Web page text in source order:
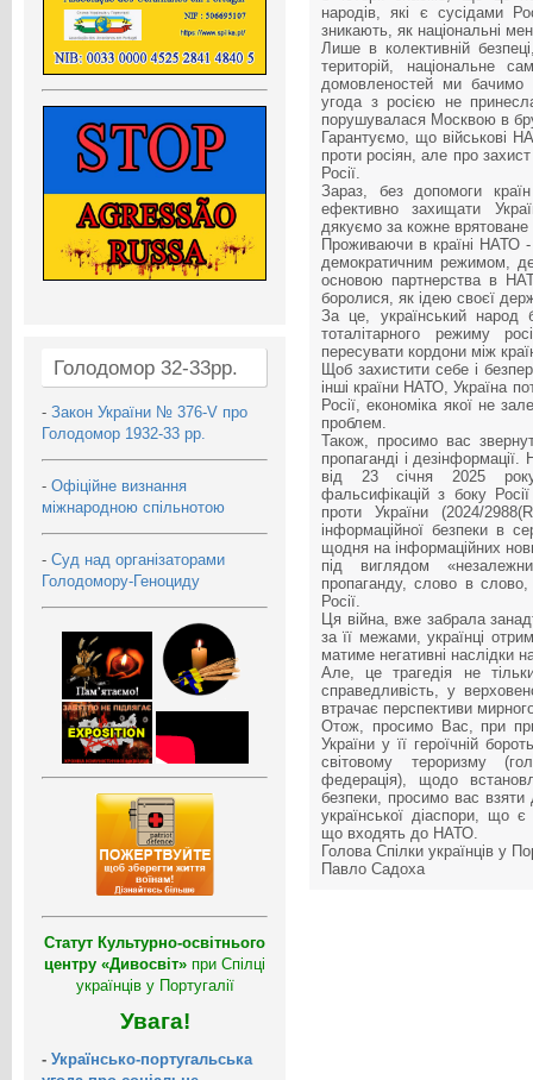
Голодомор 32-33рр.
- Закон України № 376-V про
Голодомор 1932-33 рр.
- Офіційне визнання
міжнародною спільнотою
- Суд над організаторами
Голодомору-Геноциду
Статут Культурно-освітнього
центру «Дивосвіт» при Спілці
українців у Португалії
Увага!
- Українсько-португальська
народів, які є сусідами
зникають, як національні
Лише в колективній
територій, національне
домовленостей ми бачимо
угода з росією не
порушувалася Москвою в
Гарантуємо, що військові
проти росіян, але про
Росії.
Зараз, без допомоги
ефективно захищати
дякуємо за кожне врятоване
Проживаючи в країні НАТО
демократичним режимом,
основою партнерства в
боролися, як ідею своєї
За це, український народ
тоталітарного режиму
пересувати кордони між
Щоб захистити себе і
інші країни НАТО, Україна
Росії, економіка якої не
проблем.
Також, просимо вас
пропаганді і
від 23 січня 2025
фальсифікацій з боку
проти України (2024/
інформаційної безпеки в
щодня на інформаційних
під виглядом
пропаганду, слово в слово,
Росії.
Ця війна, вже забрала
за її межами, українці
матиме негативні наслідки
Але, це трагедія не
справедливість, у
втрачає перспективи
Отож, просимо Вас, при
України у її героїчній
світовому тероризму
федерація), щодо
безпеки, просимо вас взяти
української діаспори, що
що входять до НАТО.
Голова Спілки українців у
Павло Садоха